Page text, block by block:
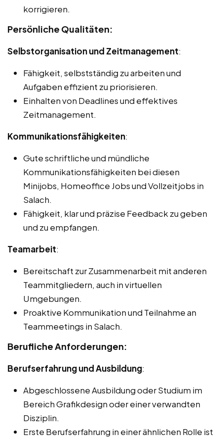
korrigieren.
Persönliche Qualitäten:
Selbstorganisation und Zeitmanagement:
Fähigkeit, selbstständig zu arbeiten und
Aufgaben effizient zu priorisieren.
Einhalten von Deadlines und effektives
Zeitmanagement.
Kommunikationsfähigkeiten:
Gute schriftliche und mündliche
Kommunikationsfähigkeiten bei diesen
Minijobs, Homeoffice Jobs und Vollzeitjobs in
Salach.
Fähigkeit, klar und präzise Feedback zu geben
und zu empfangen.
Teamarbeit:
Bereitschaft zur Zusammenarbeit mit anderen
Teammitgliedern, auch in virtuellen
Umgebungen.
Proaktive Kommunikation und Teilnahme an
Teammeetings in Salach.
Berufliche Anforderungen:
Berufserfahrung und Ausbildung:
Abgeschlossene Ausbildung oder Studium im
Bereich Grafikdesign oder einer verwandten
Disziplin.
Erste Berufserfahrung in einer ähnlichen Rolle ist